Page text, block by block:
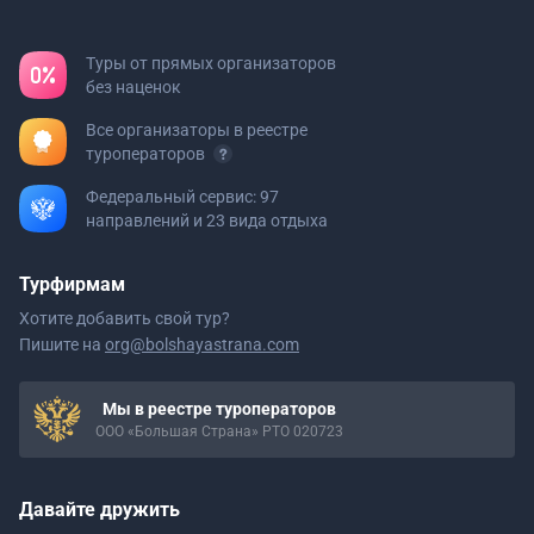
Туры от прямых организаторов
без наценок
Все организаторы в реестре
туроператоров
Федеральный сервис: 97
направлений и 23 вида отдыха
Турфирмам
Хотите добавить свой тур?
Пишите на org@bolshayastrana.com
Мы в реестре туроператоров
ООО «Большая Страна» РТО 020723
Давайте дружить